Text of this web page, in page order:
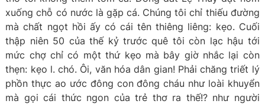
xuống chỗ có nước là gặp cá. Chúng tôi chỉ thiếu đường
mà chất ngọt hồi ấy có cái tên thiêng liêng: kẹo. Cuối
thập niên 50 của thế kỷ trước quê tôi còn lạc hậu tới
mức chợ chỉ có một thứ kẹo mà bây giờ nhắc lại còn
thẹn: kẹo l. chó. Ôi, văn hóa dân gian! Phải chăng triết lý
phồn thực ao ước đông con đông cháu như loài khuyển
mà gọi cái thức ngon của trẻ thơ ra thế!? như người